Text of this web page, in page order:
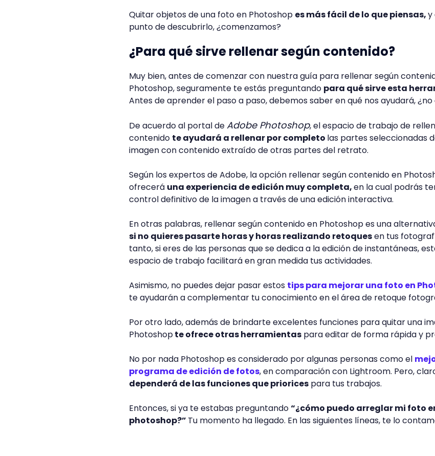
Quitar objetos de una foto en Photoshop es más fácil de lo que piensas,y
punto de descubrirlo, ¿comenzamos?
¿Para qué sirve rellenar según contenido?
Muy bien, antes de comenzar con nuestra guía para rellenar según
Photoshop, seguramente te estás preguntando para qué sirve esta
Antes de aprender el paso a paso, debemos saber en qué nos ayudará, ¿no
De acuerdo al portal deAdobe Photoshop, el espacio de trabajo de
contenido te ayudará a rellenar por completo las partes seleccionadas
imagen con contenido extraído de otras partes del retrato.
Según los expertos de Adobe, la opción rellenar según contenido en
ofrecerá una experiencia de edición muy completa,en la cual podrás
control definitivo de la imagen a través de una edición interactiva.
En otras palabras, rellenar según contenido en Photoshop es una
si no quieres pasarte horas y horas realizando retoquesen tus
tanto, si eres de las personas que se dedica a la edición de instantáneas,
espacio de trabajo facilitará en gran medida tus actividades.
Asimismo, no puedes dejar pasar estos tips para mejorar una foto en
te ayudarán a complementar tu conocimiento en el área de retoque
Por otro lado, además de brindarte excelentes funciones para quitar una
Photoshopte ofrece otras herramientas para editar de forma rápida y
No por nada Photoshop es considerado por algunas personas como el
programa de edición de fotos, en comparación con Lightroom. Pero,
dependerá de las funciones que priorices para tus trabajos.
Entonces, si ya te estabas preguntando“¿cómo puedo arreglar mi foto
photoshop?” Tu momento ha llegado. En las siguientes líneas, te lo